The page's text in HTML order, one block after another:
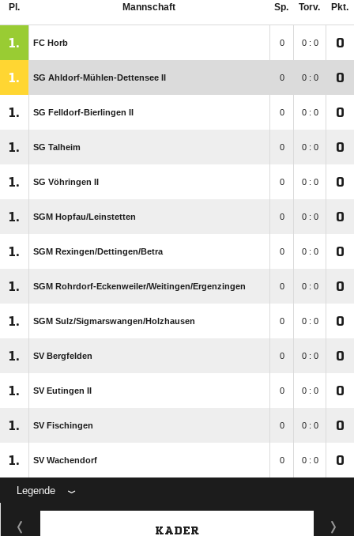
Pl. Mannschaft Sp. Torv. Pkt.
1. FC Horb 0 0 : 0 0
1. SG Ahldorf-Mühlen-Dettensee II 0 0 : 0 0
1. SG Felldorf-Bierlingen II 0 0 : 0 0
1. SG Talheim 0 0 : 0 0
1. SG Vöhringen II 0 0 : 0 0
1. SGM Hopfau/​Leinstetten 0 0 : 0 0
1. SGM Rexingen/​Dettingen/​Betra 0 0 : 0 0
1. SGM Rohrdorf-Eckenweiler/​Weitingen/​Ergenzingen 0 0 : 0 0
1. SGM Sulz/​Sigmarswangen/​Holzhausen 0 0 : 0 0
1. SV Bergfelden 0 0 : 0 0
1. SV Eutingen II 0 0 : 0 0
1. SV Fischingen 0 0 : 0 0
1. SV Wachendorf 0 0 : 0 0
Legende
KADER